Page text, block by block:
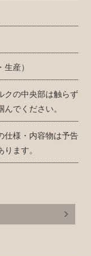
産）
クの中央部は触らず
でください。
仕様・内容物は予告
ます。